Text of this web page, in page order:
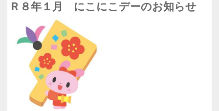
Ｒ８年１月 にこにこデーのお知らせ